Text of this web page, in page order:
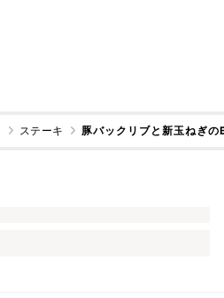
ステーキ 豚バックリブと新玉ねぎの